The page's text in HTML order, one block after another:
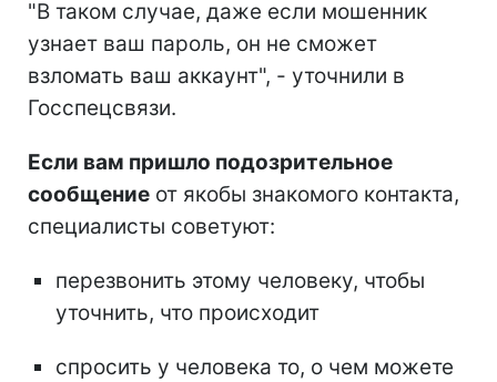
"В таком случае, даже если мошенник
узнает ваш пароль, он не сможет
взломать ваш аккаунт", - уточнили в
Госспецсвязи.
Если вам пришло подозрительное
сообщение от якобы знакомого контакта,
специалисты советуют:
перезвонить этому человеку, чтобы
уточнить, что происходит
спросить у человека то, о чем можете